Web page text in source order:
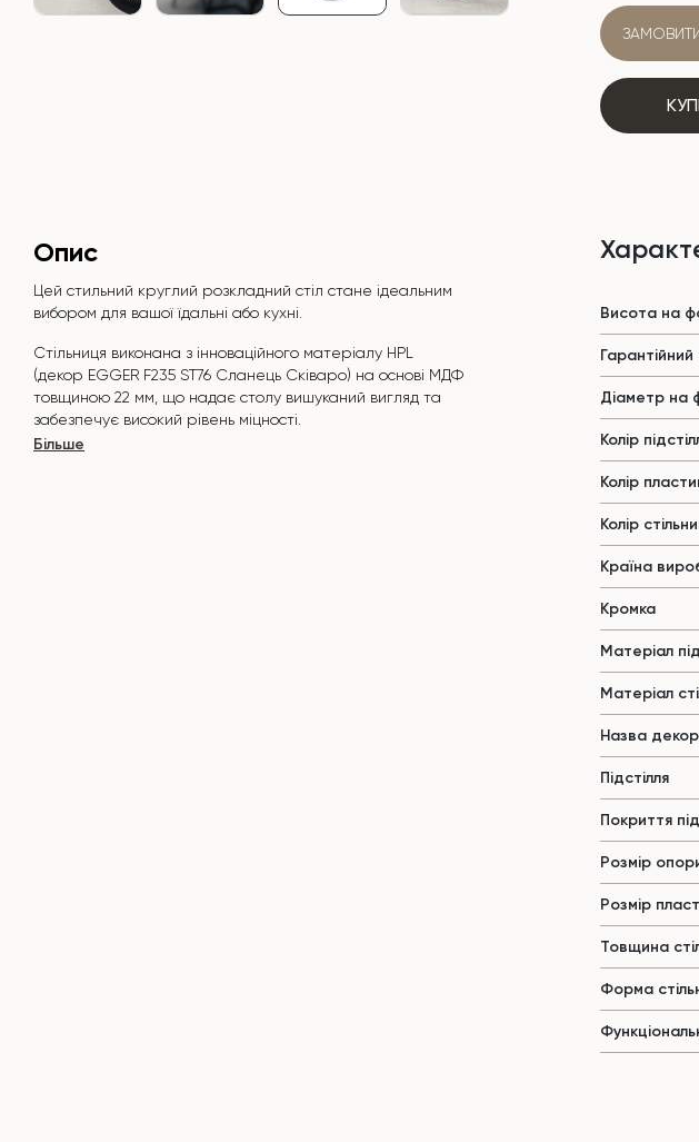
Опис
Цей стильний круглий розкладний стіл стане ідеальним
вибором для вашої їдальні або кухні.
Стільниця виконана з інноваційного матеріалу HPL
(декор EGGER F235 ST76 Сланець Сківаро) на основі МДФ
товщиною 22 мм, що надає столу вишуканий вигляд та
забезпечує високий рівень міцності.
Більше
Висота на
Гарантійний
Діаметр на
Колір
Колір
Колір
Країна
Кромка
Матеріал
Матеріал
Назва
Підстілля
Покриття
Розмір
Розмір
Товщина
Форма